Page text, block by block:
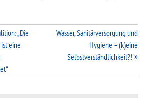
„Die
eine
Wasser, Sanitärversorgung und
Hygiene – (k)eine
Selbstverständlichkeit?!